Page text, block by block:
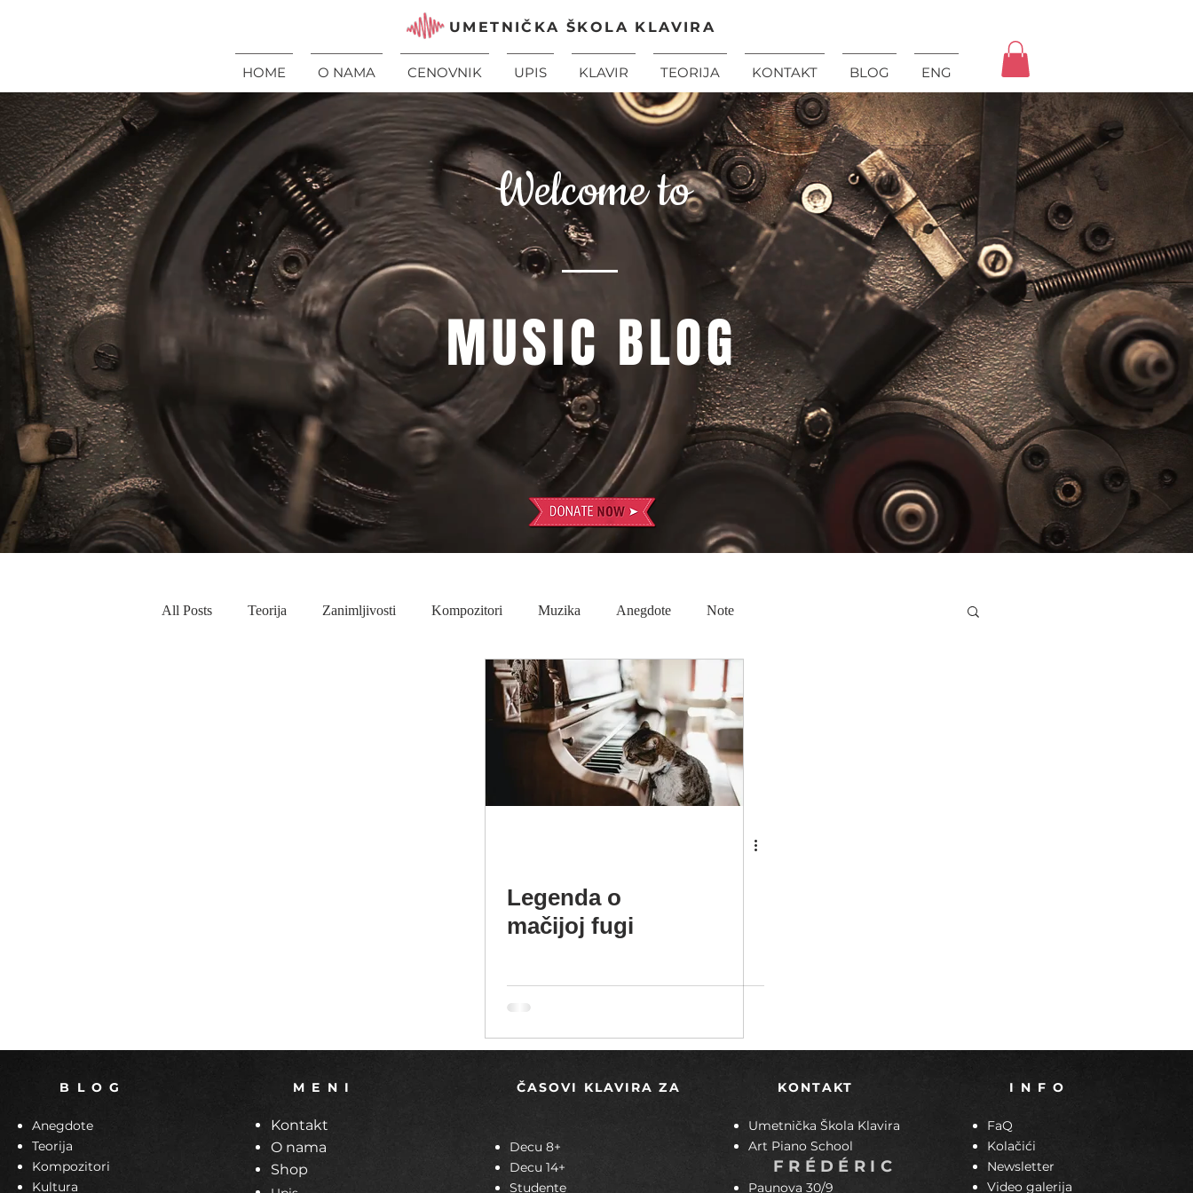
UMETNIČKA ŠKOLA KLAVIRA
HOME O NAMA CENOVNIK UPIS KLAVIR TEORIJA KONTAKT BLOG ENG
Welcome to
MUSIC BLOG
All Posts Teorija Zanimljivosti Kompozitori Muzika Anegdote Note
Legenda o
mačijoj fugi
B L O G
Anegdote
Teorija
Kompozitori
Kultura
M E N I
Kontakt
O nama
Shop
ČASOVI KLAVIRA ZA
Decu 8+
Decu 14+
Studente
KONTAKT
Umetnička Škola Klavira
Art Piano School
FRÉDÉRIC
Paunova 30/9
I N F O
FaQ
Kolačići
Newsletter
Video galerija